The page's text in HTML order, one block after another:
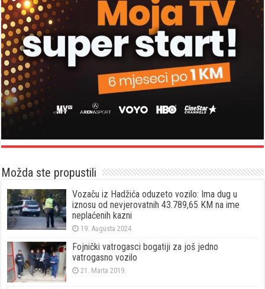
Možda ste propustili
Vozaču iz Hadžića oduzeto vozilo: Ima dug u
iznosu od nevjerovatnih 43.789,65 KM na ime
neplaćenih kazni
19. Augusta 2024.
Fojnički vatrogasci bogatiji za još jedno
vatrogasno vozilo
21. Marta 2019.